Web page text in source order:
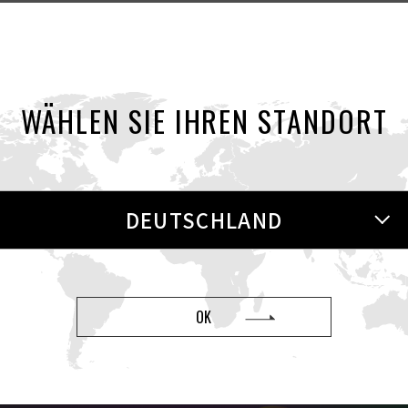
WÄHLEN SIE IHREN STANDORT
DEUTSCHLAND
OK